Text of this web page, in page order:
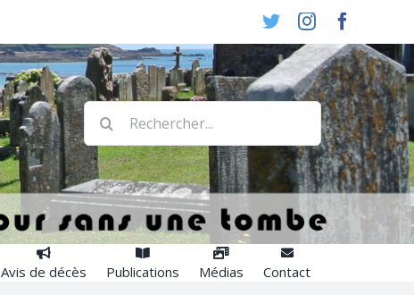
TwitterInstagram
Rechercher:
Avis de décès Publications Médias Contact